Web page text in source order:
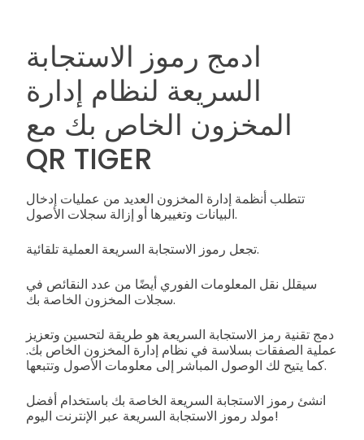
ادمج رموز الاستجابة
السريعة لنظام إدارة
المخزون الخاص بك مع
QR TIGER
تتطلب أنظمة إدارة المخزون العديد من عمليات إدخال
البيانات وتغييرها أو إزالة سجلات الأصول.
تجعل رموز الاستجابة السريعة العملية تلقائية.
سيقلل نقل المعلومات الفوري أيضًا من عدد النقائص في
سجلات المخزون الخاصة بك.
دمج تقنية رمز الاستجابة السريعة هو طريقة لتحسين وتعزيز
عملية الصفقات بسلاسة في نظام إدارة المخزون الخاص بك.
كما يتيح لك الوصول المباشر إلى معلومات الأصول وتتبعها.
انشئ رموز الاستجابة السريعة الخاصة بك باستخدام أفضل
مولد رموز الاستجابة السريعة عبر الإنترنت اليوم!